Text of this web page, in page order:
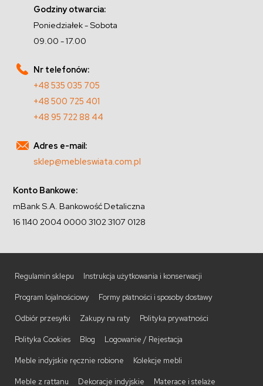
Godziny otwarcia:
Poniedziałek - Sobota
09.00 - 17.00
Nr telefonów:
+48 535 035 705
+48 500 725 401
+48 95 722 88 44
Adres e-mail:
sklep@mebleswiata.com.pl
Konto Bankowe:
mBank S.A. Bankowość Detaliczna
16 1140 2004 0000 3102 3107 0128
Regulamin sklepu Instrukcja użytkowania i konserwacji
Program lojalnościowy Formy płatności i sposoby dostawy
Odbiór przesyłki Zakupy na raty Polityka prywatności
Polityka Cookies Blog Logowanie / Rejestacja
Meble indyjskie ręcznie robione Kolekcje mebli
Meble z rattanu Dekoracje indyjskie Materace i stelaże